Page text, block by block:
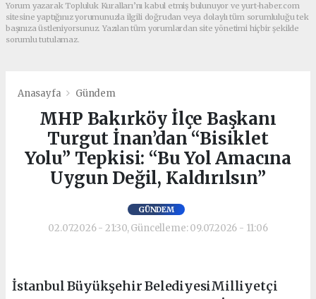
Yorum yazarak Topluluk Kuralları’nı kabul etmiş bulunuyor ve yurt-haber.com
sitesine yaptığınız yorumunuzla ilgili doğrudan veya dolaylı tüm sorumluluğu tek
başınıza üstleniyorsunuz. Yazılan tüm yorumlardan site yönetimi hiçbir şekilde
sorumlu tutulamaz.
Anasayfa Gündem
MHP Bakırköy İlçe Başkanı
Turgut İnan’dan “Bisiklet
Yolu” Tepkisi: “Bu Yol Amacına
Uygun Değil, Kaldırılsın”
GÜNDEM
02.07.2026 - 21:30, Güncelleme: 09.07.2026 - 11:06
İstanbul Büyükşehir BelediyesiMilliyetçi